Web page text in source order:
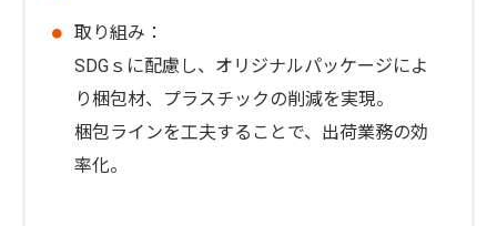
取り組み：
SDGｓに配慮し、オリジナルパッケージによ
り梱包材、プラスチックの削減を実現。
梱包ラインを工夫することで、出荷業務の効
率化。